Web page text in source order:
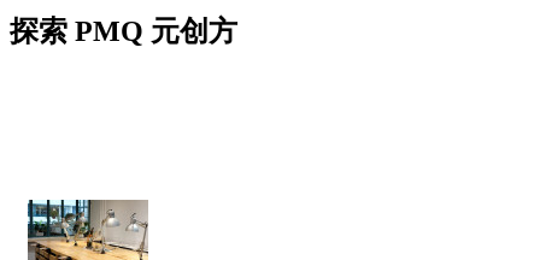
探索 PMQ 元创方